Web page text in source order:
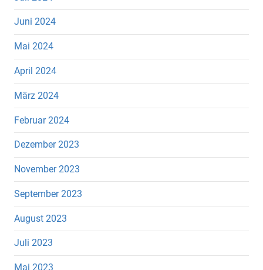
Juni 2024
Mai 2024
April 2024
März 2024
Februar 2024
Dezember 2023
November 2023
September 2023
August 2023
Juli 2023
Mai 2023